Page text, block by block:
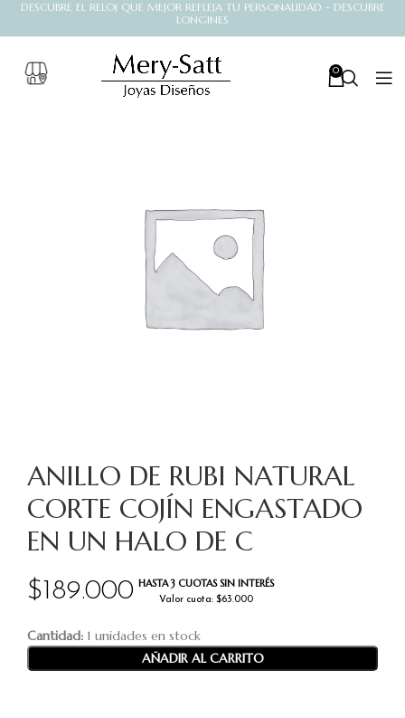
DESCUBRE EL RELOJ QUE MEJOR REFLEJA TU PERSONALIDAD - DESCUBRE
LONGINES
0
ANILLO DE RUBI NATURAL
CORTE COJÍN ENGASTADO
EN UN HALO DE C
$189.000 HASTA 3 CUOTAS SIN INTERÉS
Valor cuota: $63.000
Cantidad: 1 unidades en stock
AÑADIR AL CARRITO